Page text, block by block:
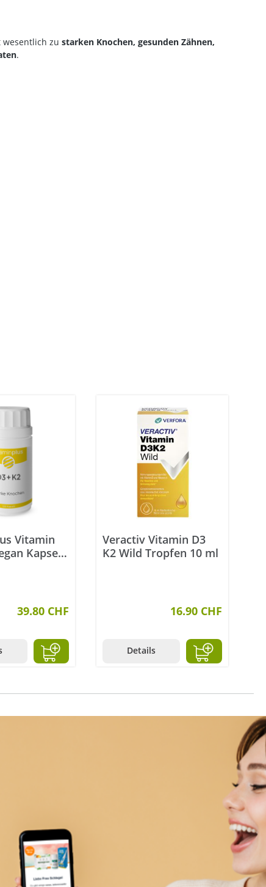
wesentlich zu starken Knochen, gesunden Zähnen,
.
Vitamin
Kapseln
39.80 CHF
Veractiv Vitamin D3
K2 Wild Tropfen 10 ml
16.90 CHF
Details